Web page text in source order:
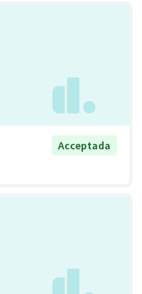
Acceptada